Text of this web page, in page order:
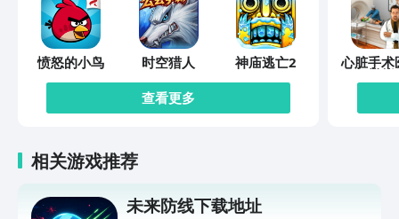
愤怒的小鸟 时空猎人
神庙逃亡2
查看更多
心脏手术
模拟
相关游戏推荐
未来防线下载地址